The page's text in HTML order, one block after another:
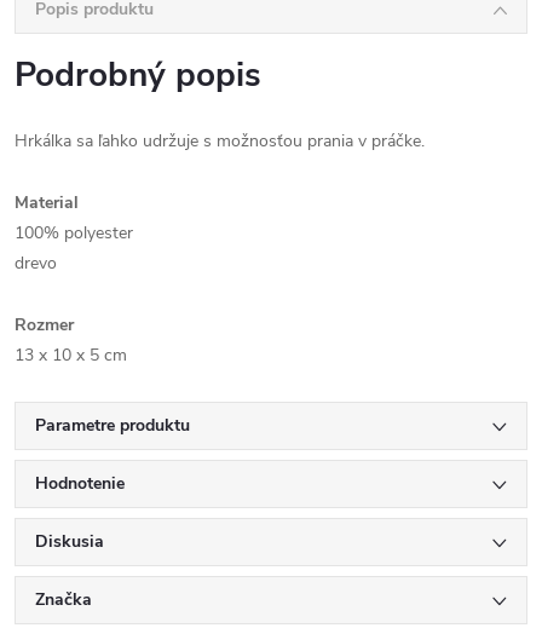
Popis produktu
Podrobný popis
Hrkálka sa ľahko udržuje s možnosťou prania v práčke.
Material
100% polyester
drevo
Rozmer
13 x 10 x 5 cm
Parametre produktu
Hodnotenie
Diskusia
Značka